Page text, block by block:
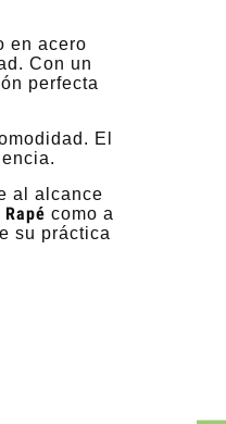
en acero
Con un
perfecta
El
al alcance
como a
su práctica